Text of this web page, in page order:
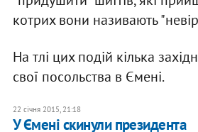
котрих вони називають
На тлі цих подій кілька
свої посольства в Ємені.
22 січня 2015, 21:18
У Ємені скинули президента